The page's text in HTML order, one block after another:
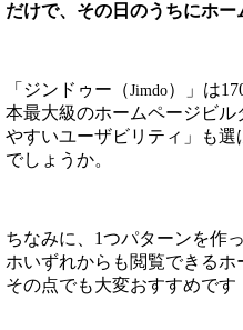
だけで、その日のうちにホー
「ジンドゥー（Jimdo）」は
本最大級のホームページビル
やすいユーザビリティ」も
でしょうか。
ちなみに、1つパターンを作
ホいずれからも閲覧できるホ
その点でも大変おすすめです